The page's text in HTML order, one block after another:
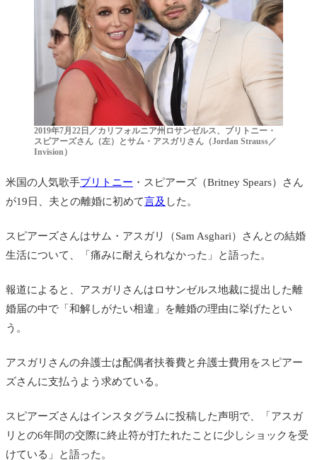
2019年7月22日／カリフォルニア州ロサンゼルス、ブリトニー・
スピアーズさん（左）とサム・アスガリさん（Jordan Strauss／
Invision）
米国の人気歌手ブリトニー ・スピアーズ（Britney Spears）さん
が19日、夫との離婚に初めて言及 した。
スピアーズさんはサム・アスガリ（Sam Asghari）さんとの結婚
生活について、「痛みに耐えられなかった」と語った。
報道によると、アスガリさんはロサンゼルス地裁に提出した離
婚届の中で「和解しがたい相違」を離婚の理由に挙げたとい
う。
アスガリさんの弁護士は配偶者扶養費と弁護士費用をスピアー
ズさんに支払うよう求めている。
スピアーズさんはインスタグラムに投稿した声明で、「アスガ
リとの6年間の交際に終止符が打たれたことに少しショックを受
けている」と語った。